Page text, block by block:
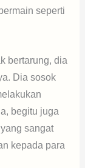
seperti
bertarung, dia
Dia sosok
begitu juga
sangat
kepada para